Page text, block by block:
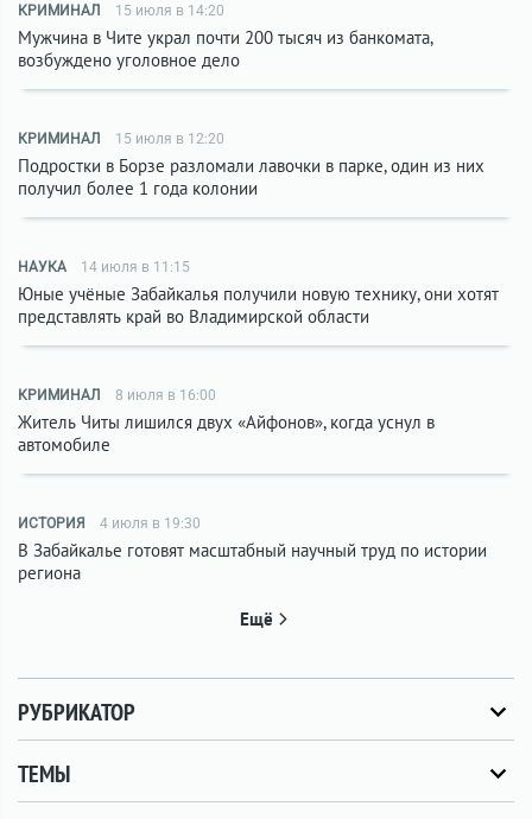
КРИМИНАЛ 15 июля в 14:20
Мужчина в Чите украл почти 200 тысяч из банкомата,
возбуждено уголовное дело
КРИМИНАЛ 15 июля в 12:20
Подростки в Борзе разломали лавочки в парке, один из них
получил более 1 года колонии
НАУКА 14 июля в 11:15
Юные учёные Забайкалья получили новую технику, они хотят
представлять край во Владимирской области
КРИМИНАЛ 8 июля в 16:00
Житель Читы лишился двух «Айфонов», когда уснул в
автомобиле
ИСТОРИЯ 4 июля в 19:30
В Забайкалье готовят масштабный научный труд по истории
региона
Ещё
РУБРИКАТОР
ТЕМЫ